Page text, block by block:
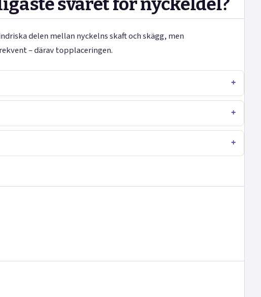
svaret för nyckeldel?
delen mellan nyckelns skaft och skägg, men
– därav topplaceringen.